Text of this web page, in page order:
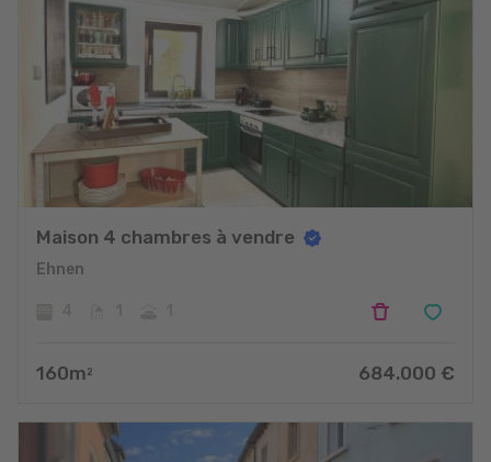
Maison 4 chambres à vendre
Ehnen
160m 2 684.000 €